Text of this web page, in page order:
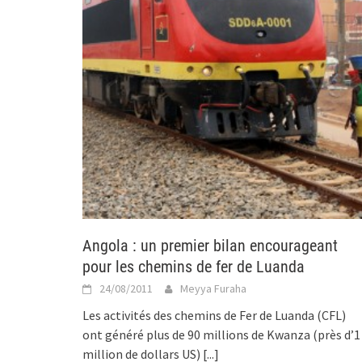
Angola : un premier bilan encourageant
pour les chemins de fer de Luanda
24/08/2011 Meyya Furaha
Les activités des chemins de Fer de Luanda (CFL)
ont généré plus de 90 millions de Kwanza (près d’1
million de dollars US) [...]